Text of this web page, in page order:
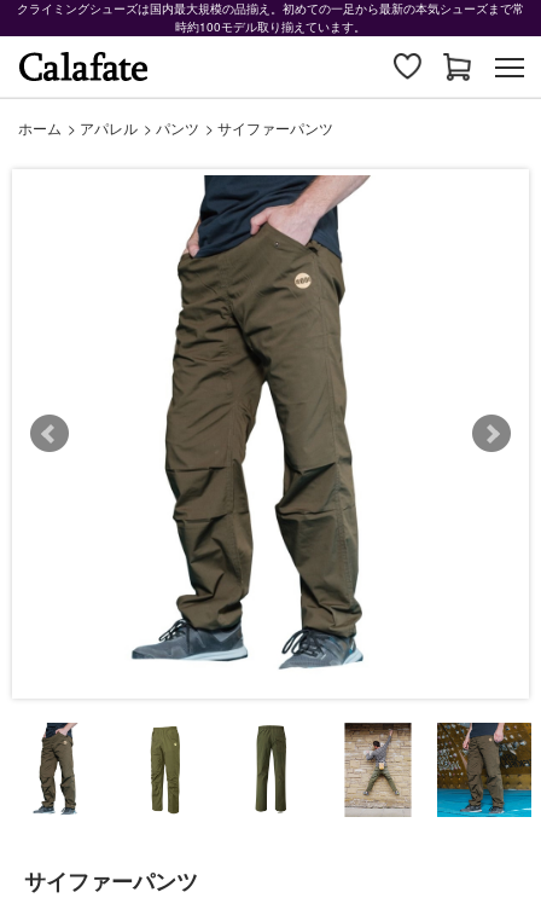
クライミングシューズは国内最大規模の品揃え。初めての一足から最新の本気シューズまで常
時約100モデル取り揃えています。
ホーム > アパレル > パンツ > サイファーパンツ
サイファーパンツ